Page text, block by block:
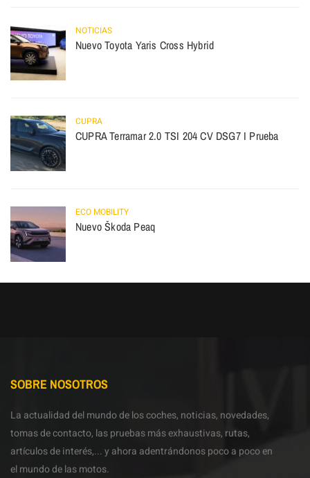
NOTICIAS
Nuevo Toyota Yaris Cross Hybrid
CUPRA
CUPRA Terramar 2.0 TSI 204 CV DSG7 I Prueba
ECO MOBILITY
Nuevo Škoda Peaq
SOBRE NOSOTROS
La actualidad del mundo de los coches, noticias, novedades,
tomas de contacto, las pruebas más exhaustivas, rutas,
artículos de interés,... y ahora adentrándonos poco a poco en
el mundo de las motos.